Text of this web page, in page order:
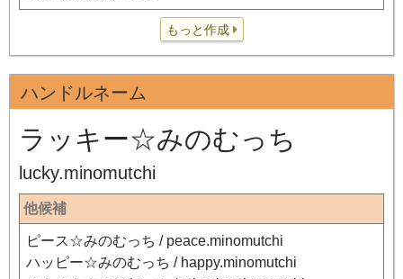
もっと作成
ハンドルネーム
ラッキー☆みのむっち
lucky.minomutchi
他候補
ピース☆みのむっち / peace.minomutchi
ハッピー☆みのむっち / happy.minomutchi